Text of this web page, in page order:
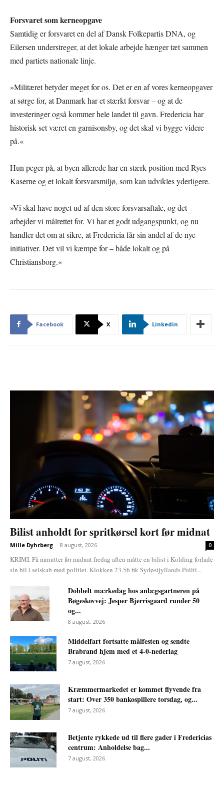
Forsvaret som kerneopgave
Samtidig er forsvaret en del af Dansk Folkepartis DNA, og
Eilersen understreger, at det lokale arbejde hænger tæt sammen
med partiets nationale linje.
»Militæret betyder meget for os. Det er en af vores kerneopgaver
at sørge for, at Danmark har et stærkt forsvar – og at de
investeringer også kommer hele landet til gavn. Fredericia har
historisk set været en garnisonsby, og det skal vi bygge videre
på.«
Hun peger på, at byen allerede har en stærk position med Ryes
Kaserne og et lokalt forsvarsmiljø, som kan udvikles yderligere.
»Vi skal have noget ud af den store forsvarsaftale, og det
arbejder vi målrettet for. Vi har et godt udgangspunkt, og nu
handler det om at sikre, at Fredericia får sin andel af de nye
initiativer. Det vil vi kæmpe for – både lokalt og på
Christiansborg.«
Facebook X Linkedin
Bilist anholdt for spritkørsel kort før midnat
Mille Dyhrberg - 8 august, 2026 0
KRIMI. Få minutter før midnat fredag aften måtte en bilist i Kolding forlade
sin bil i selskab med politiet. Klokken 23.56 fik Sydøstjyllands Politi...
Dobbelt mærkedag hos anlægsgartneren på
Bøgeskovvej: Jesper Bjerrisgaard runder 50
og...
8 august, 2026
Middelfart fortsatte målfesten og sendte
Brabrand hjem med et 4-0-nederlag
7 august, 2026
Kræmmermarkedet er kommet flyvende fra
start: Over 350 bankospillere torsdag, og...
7 august, 2026
Betjente rykkede ud til flere gader i Fredericias
centrum: Anholdelse bag...
7 august, 2026